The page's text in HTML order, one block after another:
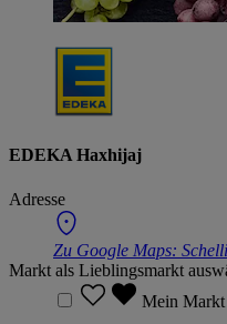
EDEKA Haxhijaj
Adresse
Zu Google Maps:
Markt als Lieblingsmarkt
Mein Markt